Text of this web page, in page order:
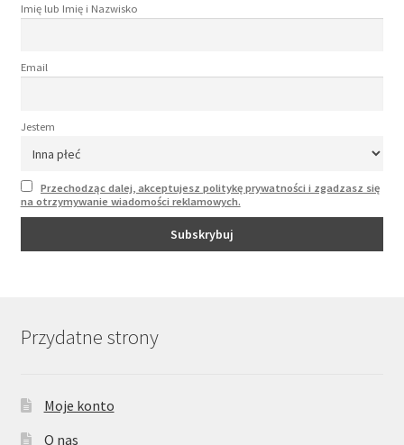
Imię lub Imię i Nazwisko
Email
Jestem
Przechodząc dalej, akceptujesz politykę prywatności i zgadzasz się
na otrzymywanie wiadomości reklamowych.
Przydatne strony
Moje konto
O nas